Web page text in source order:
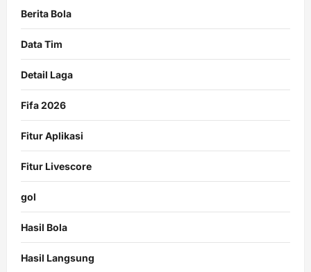
Berita Bola
Data Tim
Detail Laga
Fifa 2026
Fitur Aplikasi
Fitur Livescore
gol
Hasil Bola
Hasil Langsung